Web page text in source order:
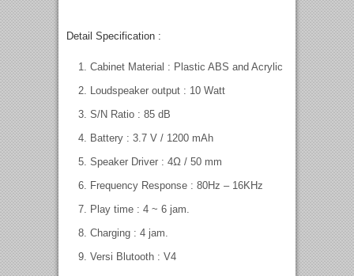
Detail Specification :
Cabinet Material : Plastic ABS and Acrylic
Loudspeaker output : 10 Watt
S/N Ratio : 85 dB
Battery : 3.7 V / 1200 mAh
Speaker Driver : 4Ω / 50 mm
Frequency Response : 80Hz – 16KHz
Play time : 4 ~ 6 jam.
Charging : 4 jam.
Versi Blutooth : V4